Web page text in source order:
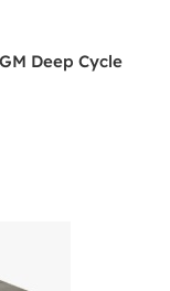
Deep Cycle